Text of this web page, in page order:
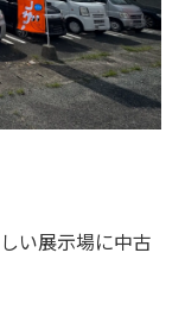
い展示場に中古